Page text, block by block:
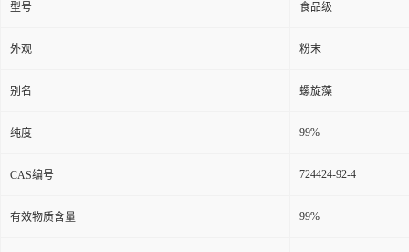
型号 食品级
外观 粉末
别名 螺旋藻
纯度 99%
CAS编号 724424-92-4
有效物质含量 99%